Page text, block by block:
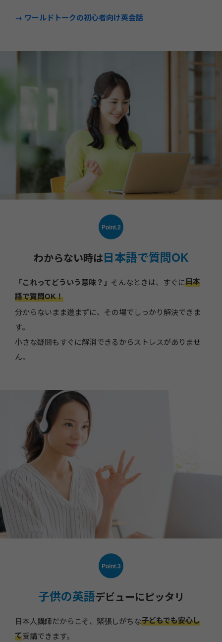
→ ワールドトークの初心者向け英会話
Point.2
わからない時は日本語で質問OK
「これってどういう意味？」 そんなときは、すぐに日本
語で質問OK！
分からないまま進まずに、その場でしっかり解決できま
す。
小さな疑問もすぐに解消できるからストレスがありませ
ん。
Point.3
子供の英語デビューにピッタリ
日本人講師だからこそ、緊張しがちな子どもでも安心し
て受講できます。